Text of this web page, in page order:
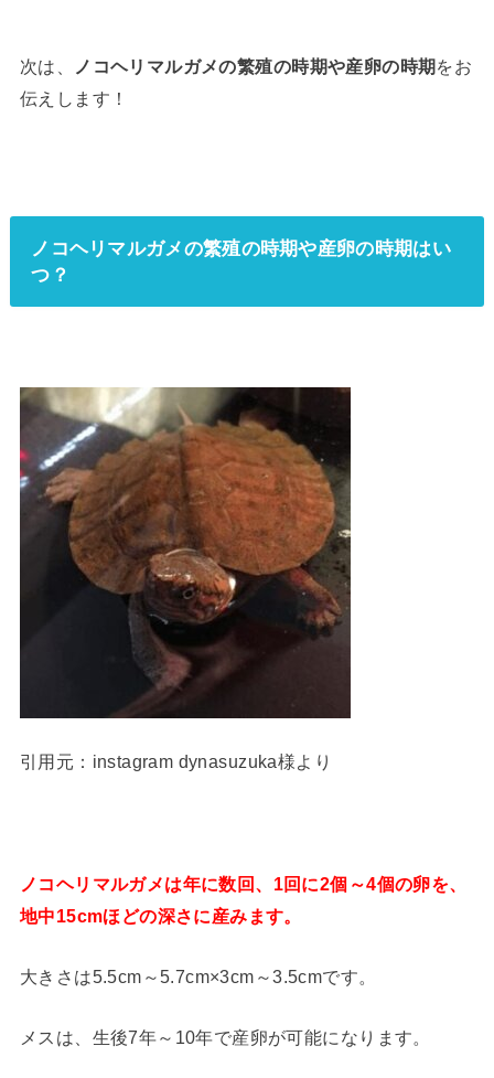
次は、 ノコヘリマルガメの繁殖の時期や産卵の時期をお
伝えします！
ノコヘリマルガメの繁殖の時期や産卵の時期はい
つ？
引用元：instagram dynasuzuka様より
ノコヘリマルガメは年に数回、1回に2個～4個の卵を、
地中15cmほどの深さに産みます。
大きさは5.5cm～5.7cm×3cm～3.5cmです。
メスは、生後7年～10年で産卵が可能になります。